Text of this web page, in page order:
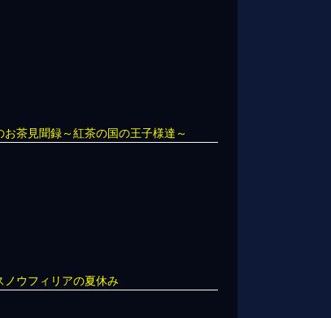
茶見聞録～紅茶の国の王子様達～
ウフィリアの夏休み